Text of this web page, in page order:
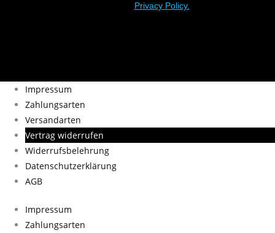
Privacy Policy.
Impressum
Zahlungsarten
Versandarten
Vertrag widerrufen
Widerrufsbelehrung
Datenschutzerklärung
AGB
Impressum
Zahlungsarten